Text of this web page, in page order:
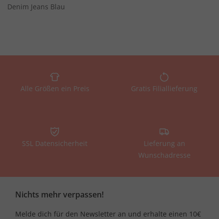
Denim Jeans Blau
Alle Größen ein Preis Gratis Filiallieferung
SSL Datensicherheit
Lieferung an
Wunschadresse
Nichts mehr verpassen!
Melde dich für den Newsletter an und erhalte einen 10€